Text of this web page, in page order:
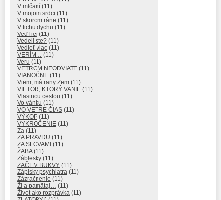
V mlčaní (11)
V mojom srdci (11)
V skorom ráne (11)
V tichu dychu (11)
Veď hej (11)
Vedeli ste? (11)
Vedieť viac (11)
VERÍM… (11)
Veru (11)
VETROM NEODVIATE (11)
VIANOČNE (11)
Viem, má rany Zem (11)
VIETOR, KTORÝ VANIE (11)
Vlastnou cestou (11)
Vo vánku (11)
VO VETRE ČIAS (11)
VÝKOP (11)
VYKROČENIE (11)
Za (11)
ZA PRAVDU (11)
ZA SLOVAMI (11)
ŽABA(11)
Záblesky (11)
ZAČEM BUKVY (11)
Zápisky psychiatra (11)
Zázračnenie (11)
Ži a pamätaj… (11)
Život ako rozprávka (11)